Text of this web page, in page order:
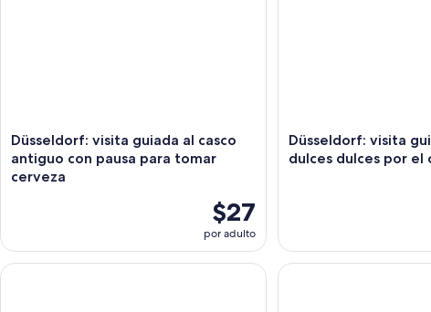
Düsseldorf: visita guiada al casco
antiguo con pausa para tomar
cerveza
$27
por adulto
Düsseldorf: visita
dulces dulces por el
Düsseldorf: recorrido clásico en segway por la ciudadNettetal: recorrido en